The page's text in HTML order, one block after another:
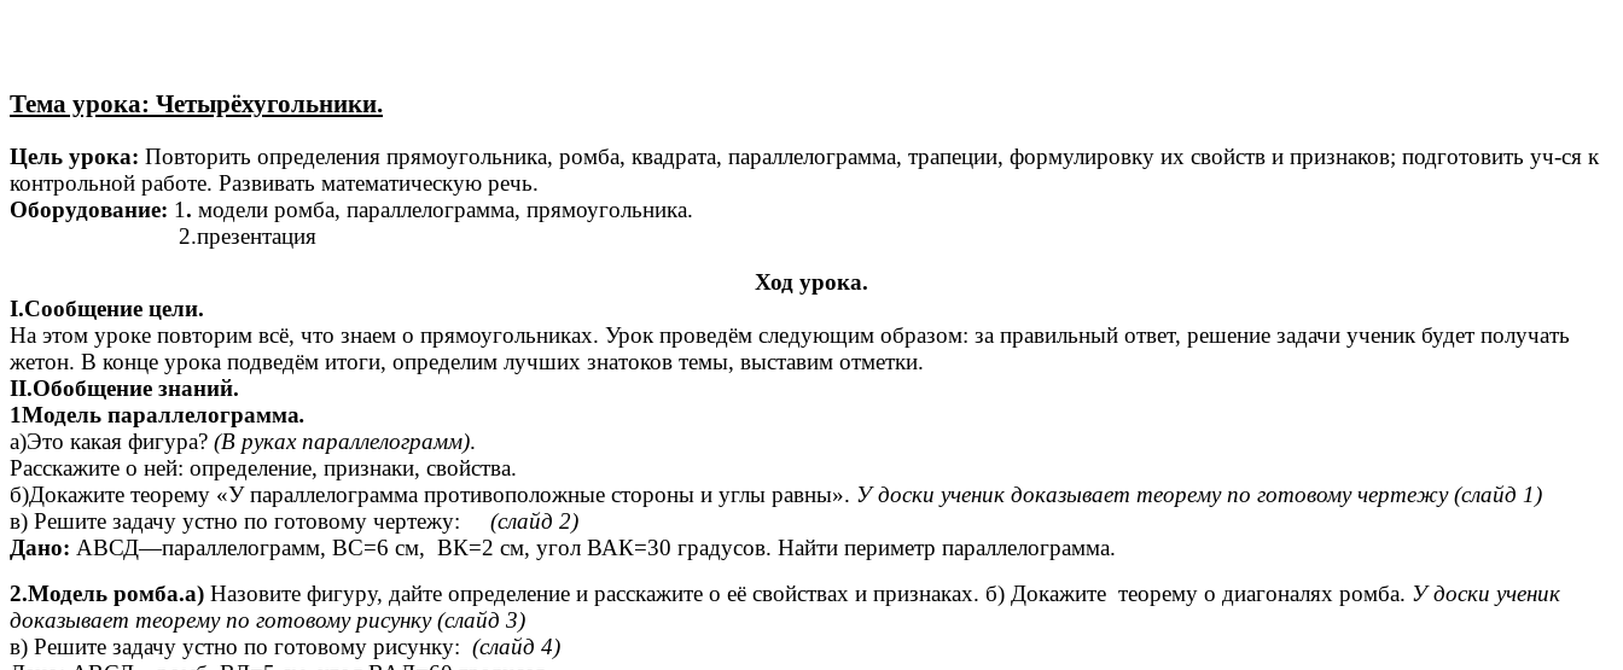
Тема урока: Четырёхугольники.
Цель урока: Повторить определения прямоугольника, ромба, квадрата, параллелограмма, трапеции, формулировку их свойств и признаков; подготовить уч-ся к
контрольной работе. Развивать математическую речь.
Оборудование: 1. модели ромба, параллелограмма, прямоугольника.
2.презентация
Ход урока.
I.Сообщение цели.
На этом уроке повторим всё, что знаем о прямоугольниках. Урок проведём следующим образом: за правильный ответ, решение задачи ученик будет получать
жетон. В конце урока подведём итоги, определим лучших знатоков темы, выставим отметки.
II.Обобщение знаний.
1Модель параллелограмма.
а)Это какая фигура? (В руках параллелограмм).
Расскажите о ней: определение, признаки, свойства.
б)Докажите теорему «У параллелограмма противоположные стороны и углы равны». У доски ученик доказывает теорему по готовому чертежу (слайд 1)
в) Решите задачу устно по готовому чертежу: (слайд 2)
Дано: АВСД—параллелограмм, ВС=6 см, ВК=2 см, угол ВАК=30 градусов. Найти периметр параллелограмма.
2.Модель ромба.а) Назовите фигуру, дайте определение и расскажите о её свойствах и признаках. б) Докажите теорему о диагоналях ромба. У доски ученик
доказывает теорему по готовому рисунку (слайд 3)
в) Решите задачу устно по готовому рисунку: (слайд 4)